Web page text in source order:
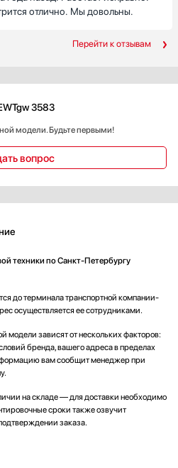
отлично. Мы довольны.
Перейти к отзывам
3583
модели. Будьте первыми!
вопрос
техники по Санкт-Петербургу
до терминала транспортной компании-
осуществляется ее сотрудниками.
модели зависят от нескольких факторов:
бренда, вашего адреса в пределах
вам сообщит менеджер при
на складе — для доставки необходимо
сроки также озвучит
заказа.